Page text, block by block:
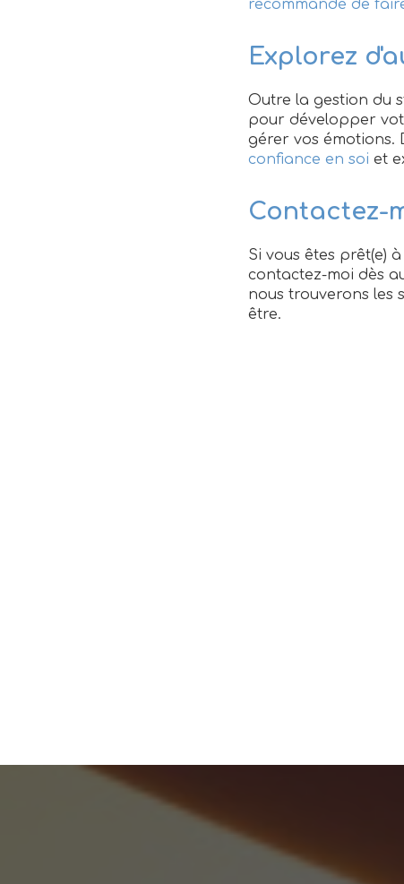
recommandé de
Explorez
Outre la gestion du
pour développer
gérer vos émotions.
confiance en soi et
Contactez-
Si vous êtes prêt(e)
contactez-moi dès
nous trouverons les
être.